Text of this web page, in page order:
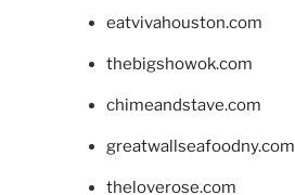
eatvivahouston.com
thebigshowok.com
chimeandstave.com
greatwallseafoodny.com
theloverose.com